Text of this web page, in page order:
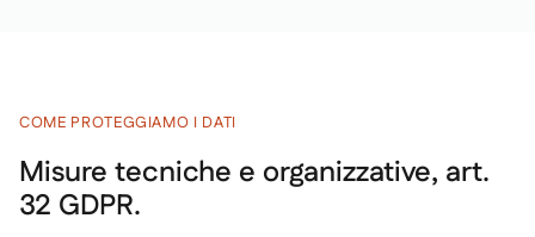
COME PROTEGGIAMO I DATI
Misure tecniche e organizzative, art.
32 GDPR.